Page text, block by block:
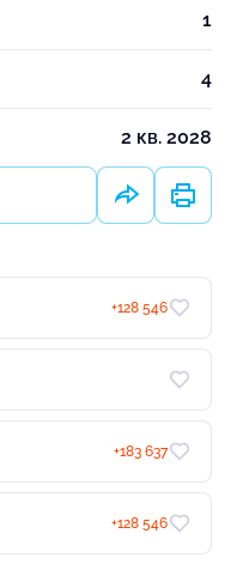
1
4
2 кв. 2028
+128 546
+183 637
+128 546